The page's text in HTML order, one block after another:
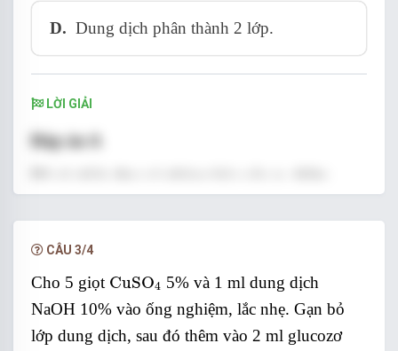
D. Dung dịch phân thành 2 lớp.
LỜI GIẢI
Đáp án A
phòng.
CÂU 3/4
Cho 5 giọt CuSO4
CuSO4
5% và 1 ml dung dịch
NaOH 10% vào ống nghiệm, lắc nhẹ. Gạn bỏ
lớp dung dịch, sau đó thêm vào 2 ml glucozơ